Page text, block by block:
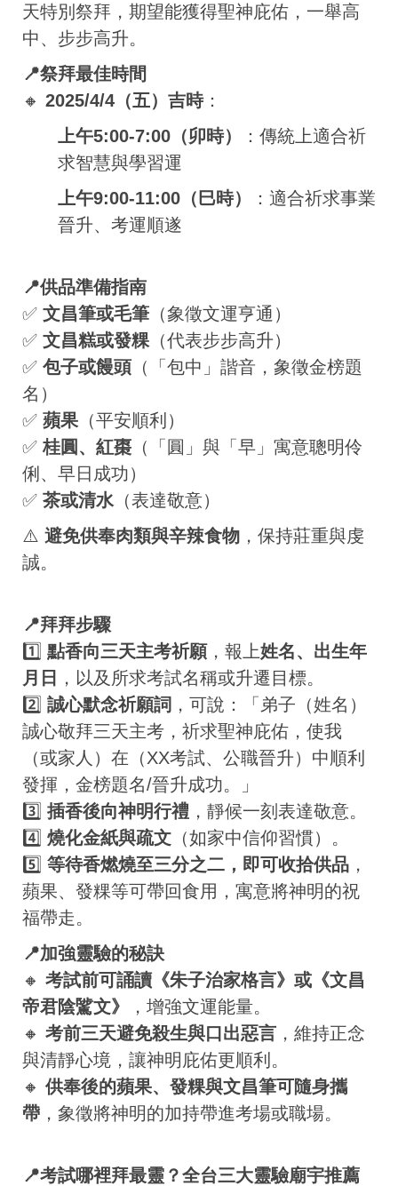
天特別祭拜，期望能獲得聖神庇佑，一舉高
中、步步高升。
📍祭拜最佳時間
🔸 2025/4/4（五）吉時：
上午5:00-7:00（卯時）
：傳統上適合祈
求智慧與學習運
上午9:00-11:00（巳時）
：適合祈求事業
晉升、考運順遂
📍供品準備指南
✅ 文昌筆或毛筆 （象徵文運亨通）
✅ 文昌糕或發粿 （代表步步高升）
✅ 包子或饅頭（「包中」諧音，象徵金榜題
名）
✅ 蘋果 （平安順利）
✅ 桂圓、紅棗 （「圓」與「早」寓意聰明伶
俐、早日成功）
✅ 茶或清水（表達敬意）
⚠️ 避免供奉肉類與辛辣食物 ，保持莊重與虔
誠。
📍拜拜步驟
1️⃣ 點香向三天主考祈願，報上姓名、出生年
月日
，以及所求考試名稱或升遷目標。
2️⃣ 誠心默念祈願詞 ，可說：「弟子（姓名）
誠心敬拜三天主考，祈求聖神庇佑，使我
（或家人）在（XX考試、公職晉升）中順利
發揮，金榜題名/晉升成功。」
3️⃣ 插香後向神明行禮 ，靜候一刻表達敬意。
4️⃣ 燒化金紙與疏文 （如家中信仰習慣）。
5️⃣ 等待香燃燒至三分之二，即可收拾供品 ，
蘋果、發粿等可帶回食用，寓意將神明的祝
福帶走。
📍加強靈驗的秘訣
🔸 考試前可誦讀《朱子治家格言》或《文昌
帝君陰騭文》
，增強文運能量。
🔸 考前三天避免殺生與口出惡言 ，維持正念
與清靜心境，讓神明庇佑更順利。
🔸 供奉後的蘋果、發粿與文昌筆可隨身攜
帶 ，象徵將神明的加持帶進考場或職場。
📍考試哪裡拜最靈？全台三大靈驗廟宇推薦